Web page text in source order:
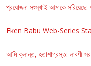
প্রযোজনা সংস্থাই আমাকে সরিয়েছে:
Eken Babu Web-Series
আমি ক্লান্ত, হতাশাগ্রস্ত: লাবণী